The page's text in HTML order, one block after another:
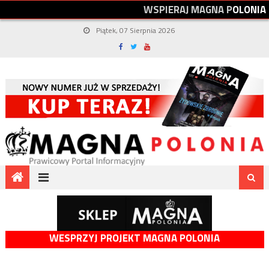
WSPIERAJMAGNAPOLONIA
Piątek, 07 Sierpnia 2026
WESPRZYJ PROJEKT MAGNA POLONIA